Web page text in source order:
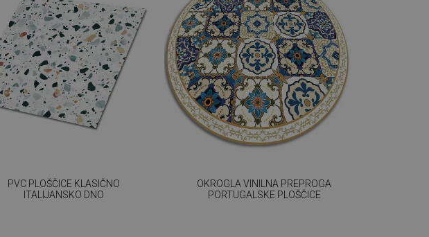
PVC PLOŠČICE KLASIČNO
ITALIJANSKO DNO
OKROGLA VINILNA PREPROGA
PORTUGALSKE PLOŠČICE